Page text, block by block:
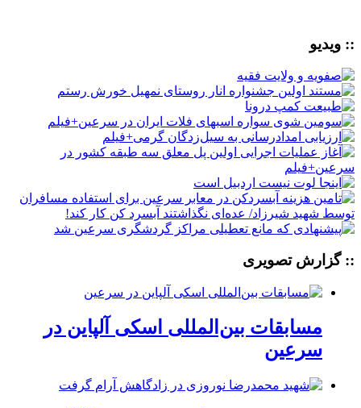
:: ویدیو
:: گزارش تصویری
مسابقات بین‌المللی اسکی آلپاین در
سرعین